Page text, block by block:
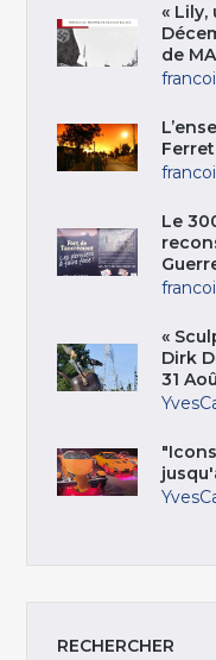
«
de
Le
«
Dirk
31
RECHERCHER